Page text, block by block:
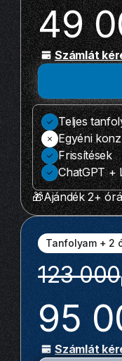
49
Számlát
Teljes
Frissítések
ChatGPT +
Egyéni
🎁Ajándék 2+
Tanfolyam + 2
123 000
95
Számlát